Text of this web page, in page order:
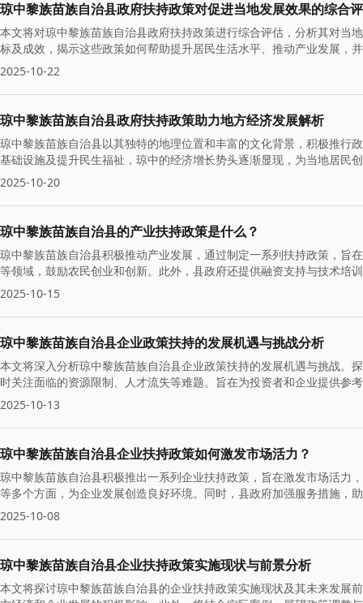
琼中黎族苗族自治县政府扶持政策对促进当地发展效果的综合
本文将对琼中黎族苗族自治县政府扶持政策进行综合评估，分析其对当
标及成效，揭示这些政策如何帮助提升居民生活水平、推动产业发展，
2025-10-22
琼中黎族苗族自治县政府扶持政策助力地方经济发展解析
琼中黎族苗族自治县以其独特的地理位置和丰富的文化背景，积极推行
基础设施及提升民生福祉，琼中的经济增长势头逐渐显现，为当地居民
2025-10-20
琼中黎族苗族自治县的产业扶持政策是什么？
琼中黎族苗族自治县积极推动产业发展，通过制定一系列扶持政策，旨
等领域，鼓励农民创业和创新。此外，县政府还提供融资支持与技术培
2025-10-15
琼中黎族苗族自治县企业政策扶持的发展机遇与挑战分析
本文将深入分析琼中黎族苗族自治县企业政策扶持的发展机遇与挑战。
时关注面临的资源限制、人才流失等难题。旨在为投资者和企业提供参
2025-10-13
琼中黎族苗族自治县企业扶持政策如何激发市场活力？
琼中黎族苗族自治县积极推出一系列企业扶持政策，旨在激发市场活力
等多个方面，为企业发展创造良好环境。同时，县政府加强服务措施，
2025-10-08
琼中黎族苗族自治县企业扶持政策实施现状与前景分析
本文将探讨琼中黎族苗族自治县的企业扶持政策实施现状及其未来发展